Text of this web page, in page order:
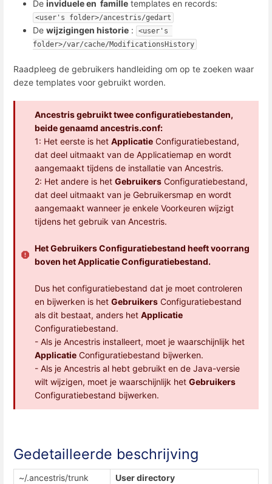
De inviduele en famille templates en records:
<user's folder>/ancestris/gedart
De wijzigingen historie :
<user's
folder>/var/cache/ModificationsHistory
Raadpleeg de gebruikers handleiding om op te zoeken waar
deze templates voor gebruikt worden.
Ancestris gebruikt twee configuratiebestanden,
beide genaamd ancestris.conf:
1: Het eerste is het Applicatie Configuratiebestand,
dat deel uitmaakt van de Applicatiemap en wordt
aangemaakt tijdens de installatie van Ancestris.
2: Het andere is het Gebruikers Configuratiebestand,
dat deel uitmaakt van je Gebruikersmap en wordt
aangemaakt wanneer je enkele Voorkeuren wijzigt
tijdens het gebruik van Ancestris.
Het Gebruikers Configuratiebestand heeft voorrang
boven het Applicatie Configuratiebestand.
Dus het configuratiebestand dat je moet controleren
en bijwerken is het Gebruikers Configuratiebestand
als dit bestaat, anders het Applicatie
Configuratiebestand.
- Als je Ancestris installeert, moet je waarschijnlijk het
Applicatie Configuratiebestand bijwerken.
- Als je Ancestris al hebt gebruikt en de Java-versie
wilt wijzigen, moet je waarschijnlijk het Gebruikers
Configuratiebestand bijwerken.
Gedetailleerde beschrijving
~/.ancestris/trunk
User directory